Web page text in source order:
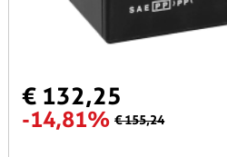
€ 132,25
-14,81% € 155,24